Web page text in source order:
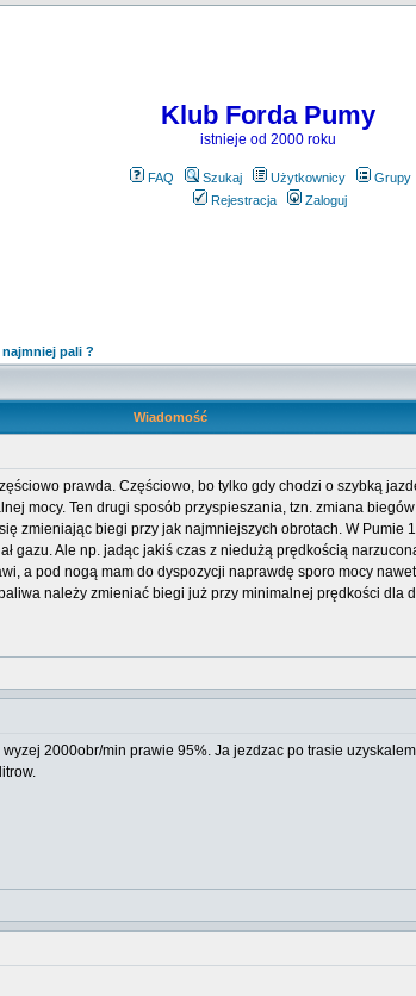
Klub Forda Pumy
istnieje od 2000 roku
FAQ Szukaj Użytkownicy
Grupy
Rejestracja
Zaloguj
pali ?
Wiadomość
prawda. Częściowo, bo tylko gdy chodzi o szybką
mocy. Ten drugi sposób przyspieszania, tzn. zmiana
zmieniając biegi przy jak najmniejszych obrotach. W Pumie
gazu. Ale np. jadąc jakiś czas z niedużą prędkością
a pod nogą mam do dyspozycji naprawdę sporo mocy
należy zmieniać biegi już przy minimalnej prędkości dla
2000obr/min prawie 95%. Ja jezdzac po trasie